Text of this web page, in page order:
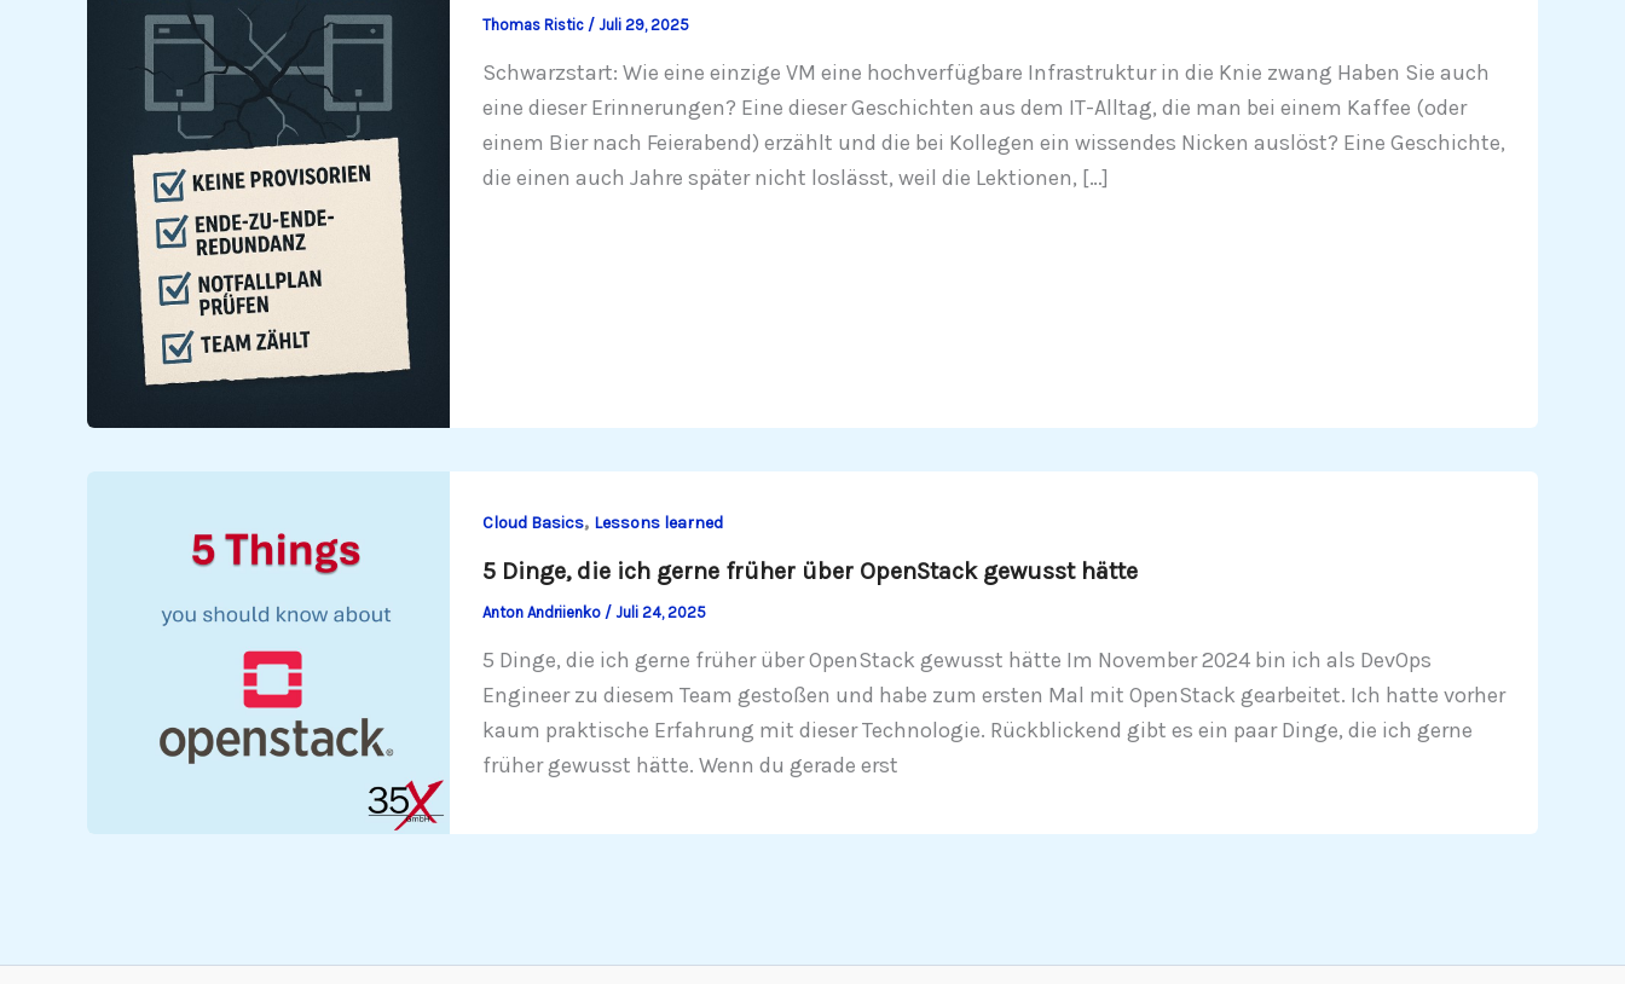
Thomas Ristic / Juli 29, 2025
Schwarzstart: Wie eine einzige VM eine hochverfügbare Infrastruktur in die Knie zwang Haben Sie auch
eine dieser Erinnerungen? Eine dieser Geschichten aus dem IT-Alltag, die man bei einem Kaffee (oder
einem Bier nach Feierabend) erzählt und die bei Kollegen ein wissendes Nicken auslöst? Eine Geschichte,
die einen auch Jahre später nicht loslässt, weil die Lektionen, […]
Cloud Basics, Lessons learned
5 Dinge, die ich gerne früher über OpenStack gewusst hätte
Anton Andriienko / Juli 24, 2025
5 Dinge, die ich gerne früher über OpenStack gewusst hätte Im November 2024 bin ich als DevOps
Engineer zu diesem Team gestoßen und habe zum ersten Mal mit OpenStack gearbeitet. Ich hatte vorher
kaum praktische Erfahrung mit dieser Technologie. Rückblickend gibt es ein paar Dinge, die ich gerne
früher gewusst hätte. Wenn du gerade erst